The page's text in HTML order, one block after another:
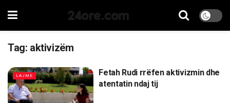
24ore.com
Tag: aktivizëm
LAJME
Fetah Rudi rrëfen aktivizmin dhe
atentatin ndaj tij